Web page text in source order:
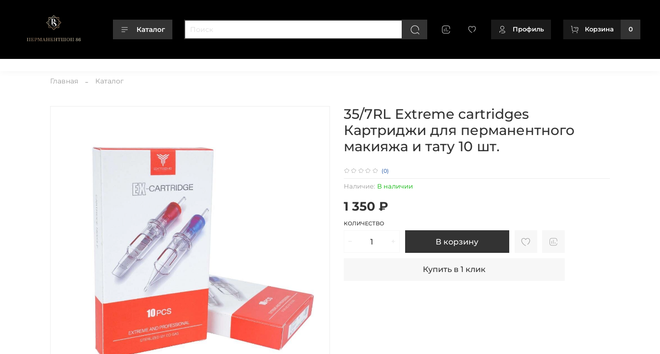
Каталог Профиль Корзина 0
Главная Каталог
(0)
Наличие: В наличии
35/7RL Extreme cartridges
Картриджи для перманентного
макияжа и тату 10 шт.
1 350 ₽
КОЛИЧЕСТВО
В корзину
Купить в 1 клик